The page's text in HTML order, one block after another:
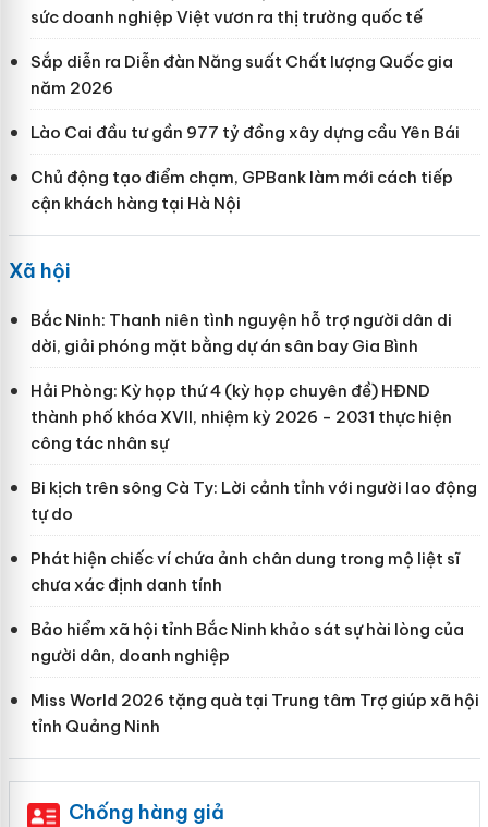
sức doanh nghiệp Việt vươn ra thị trường quốc tế
Sắp diễn ra Diễn đàn Năng suất Chất lượng Quốc gia
năm 2026
Lào Cai đầu tư gần 977 tỷ đồng xây dựng cầu Yên Bái
Chủ động tạo điểm chạm, GPBank làm mới cách tiếp
cận khách hàng tại Hà Nội
Xã hội
Bắc Ninh: Thanh niên tình nguyện hỗ trợ người dân di
dời, giải phóng mặt bằng dự án sân bay Gia Bình
Hải Phòng: Kỳ họp thứ 4 (kỳ họp chuyên đề) HĐND
thành phố khóa XVII, nhiệm kỳ 2026 - 2031 thực hiện
công tác nhân sự
Bi kịch trên sông Cà Ty: Lời cảnh tỉnh với người lao động
tự do
Phát hiện chiếc ví chứa ảnh chân dung trong mộ liệt sĩ
chưa xác định danh tính
Bảo hiểm xã hội tỉnh Bắc Ninh khảo sát sự hài lòng của
người dân, doanh nghiệp
Miss World 2026 tặng quà tại Trung tâm Trợ giúp xã hội
tỉnh Quảng Ninh
Chống hàng giả